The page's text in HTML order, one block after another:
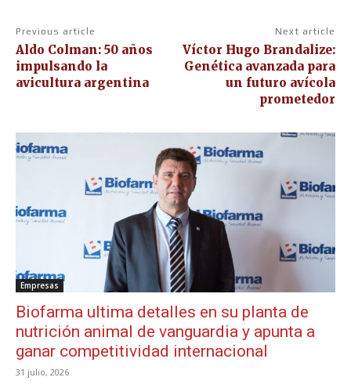
Previous article
Aldo Colman: 50 años
impulsando la
avicultura argentina
Next article
Víctor Hugo Brandalize:
Genética avanzada para
un futuro avícola
prometedor
Empresas
Biofarma ultima detalles en su planta de
nutrición animal de vanguardia y apunta a
ganar competitividad internacional
31 julio, 2026